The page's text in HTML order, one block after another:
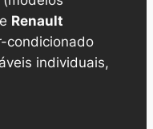
Renault
condicionado
individuais,